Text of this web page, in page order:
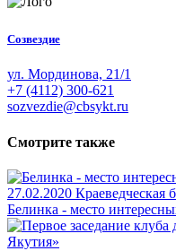
Созвездие
ул. Мординова, 21/1
+7 (4112) 300-621
sozvezdie@cbsykt.ru
Смотрите также
27.02.2020 Краеведческая
Белинка - место